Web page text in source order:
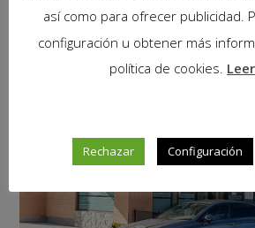
Galería de
así como para ofrecer publicidad.
configuración u obtener más
política de cookies.
Rechazar Configuración